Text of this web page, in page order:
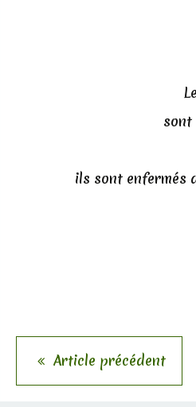
sont
ils sont enfermés
Article précédent